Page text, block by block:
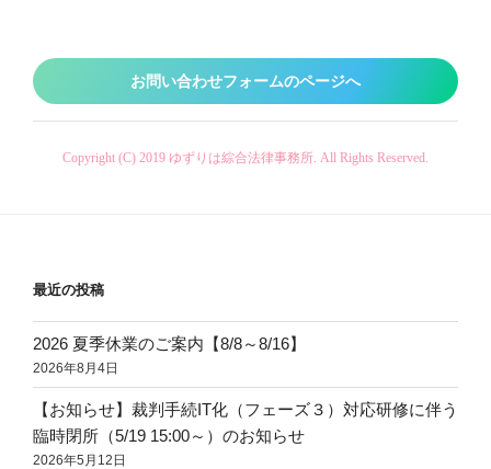
お問い合わせフォームのページへ
Copyright (C) 2019 ゆずりは綜合法律事務所. All Rights Reserved.
最近の投稿
2026 夏季休業のご案内【8/8～8/16】
2026年8月4日
【お知らせ】裁判手続IT化（フェーズ３）対応研修に伴う
臨時閉所（5/19 15:00～）のお知らせ
2026年5月12日